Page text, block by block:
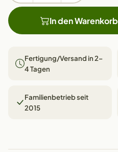
In den Warenkorb
Fertigung/Versand in 2–
4 Tagen
Familienbetrieb seit
2015